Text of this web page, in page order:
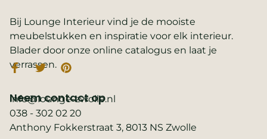
Bij Lounge Interieur vind je de mooiste
meubelstukken en inspiratie voor elk interieur.
Blader door onze online catalogus en laat je
verrassen.
Neem contact op
info@lounge-zwolle.nl
038 - 302 02 20
Anthony Fokkerstraat 3, 8013 NS Zwolle